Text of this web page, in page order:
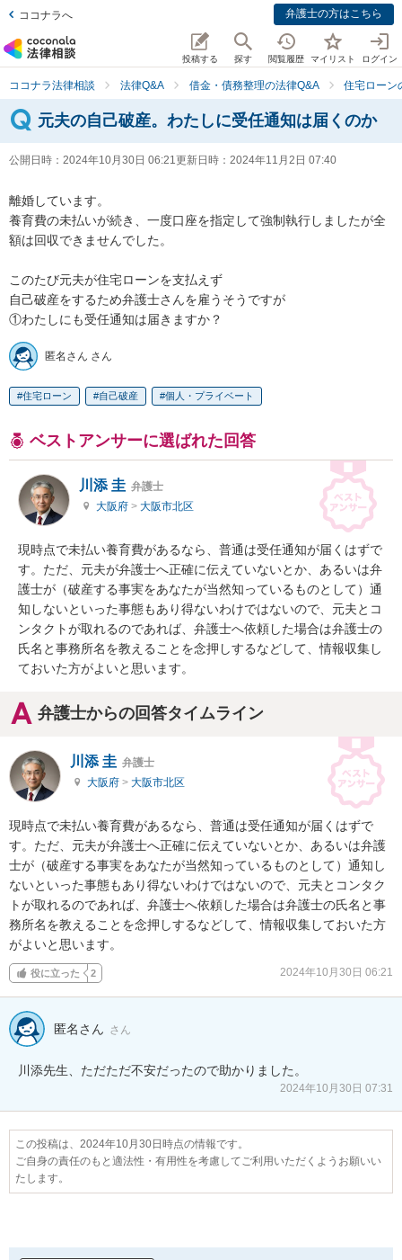
ココナラへ 弁護士の方はこちら
投稿する 探す 閲覧履歴 マイリスト ログイン
ココナラ法律相談 法律Q&A 借金・債務整理の法律Q&A 住宅ローン
元夫の自己破産。わたしに受任通知は届くのか
公開日時： 2024年10月30日 06:21更新日時： 2024年11月2日 07:40
離婚しています。
養育費の未払いが続き、一度口座を指定して強制執行しましたが全
額は回収できませんでした。
このたび元夫が住宅ローンを支払えず
自己破産をするため弁護士さんを雇うそうですが
①わたしにも受任通知は届きますか？
匿名さん さん
住宅ローン 自己破産 個人・プライベート
ベストアンサーに選ばれた回答
川添 圭 弁護士
大阪府 > 大阪市北区
現時点で未払い養育費があるなら、普通は受任通知が届くはずで
す。ただ、元夫が弁護士へ正確に伝えていないとか、あるいは弁
護士が（破産する事実をあなたが当然知っているものとして）通
知しないといった事態もあり得ないわけではないので、元夫とコ
ンタクトが取れるのであれば、弁護士へ依頼した場合は弁護士の
氏名と事務所名を教えることを念押しするなどして、情報収集し
ておいた方がよいと思います。
弁護士からの回答タイムライン
川添 圭 弁護士
大阪府 > 大阪市北区
現時点で未払い養育費があるなら、普通は受任通知が届くはずで
す。ただ、元夫が弁護士へ正確に伝えていないとか、あるいは弁護
士が（破産する事実をあなたが当然知っているものとして）通知し
ないといった事態もあり得ないわけではないので、元夫とコンタク
トが取れるのであれば、弁護士へ依頼した場合は弁護士の氏名と事
務所名を教えることを念押しするなどして、情報収集しておいた方
がよいと思います。
役に立った 2 2024年10月30日 06:21
匿名さん さん
2024年10月30日 07:31
この投稿は、2024年10月30日時点の情報です。
ご自身の責任のもと適法性・有用性を考慮してご利用いただくようお願いい
たします。